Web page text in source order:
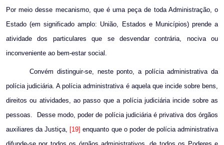
Por meio desse mecanismo, que é uma peça de toda Administração, o
Estado (em significado amplo: União, Estados e Municípios) prende a
atividade dos particulares que se desvendar contrária, nociva ou
inconveniente ao bem-estar social.
Convém distinguir-se, neste ponto, a polícia administrativa da
polícia judiciária. A polícia administrativa é aquela que incide sobre bens,
direitos ou atividades, ao passo que a polícia judiciária incide sobre as
pessoas.
Desse modo, poder de polícia judiciária é privativa dos órgãos
auxiliares da Justiça, [19] enquanto que o poder de polícia administrativa